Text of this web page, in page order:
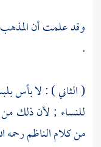
وقد علمت أن المذهب
.
( الثاني ) : لا بأس
للنساء ; لأن ذلك
من كلامالناظمرحمه